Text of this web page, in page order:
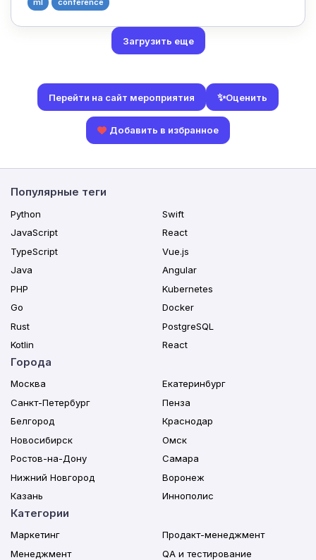
ml conference
Загрузить еще
Перейти на сайт мероприятия ✨Оценить
Добавить в избранное
Популярные теги
Python
JavaScript
TypeScript
Java
PHP
Go
Rust
Kotlin
Swift
React
Vue.js
Angular
Kubernetes
Docker
PostgreSQL
React
Города
Москва
Санкт-Петербург
Белгород
Новосибирск
Ростов-на-Дону
Нижний Новгород
Казань
Екатеринбург
Пенза
Краснодар
Омск
Самара
Воронеж
Иннополис
Категории
Маркетинг
Менеджмент
Продакт-менеджмент
QA и тестирование